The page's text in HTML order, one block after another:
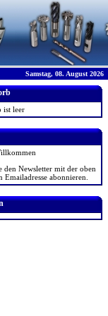
Samstag, 08. August 2026
ist leer
den Newsletter mit der oben
Emailadresse abonnieren.